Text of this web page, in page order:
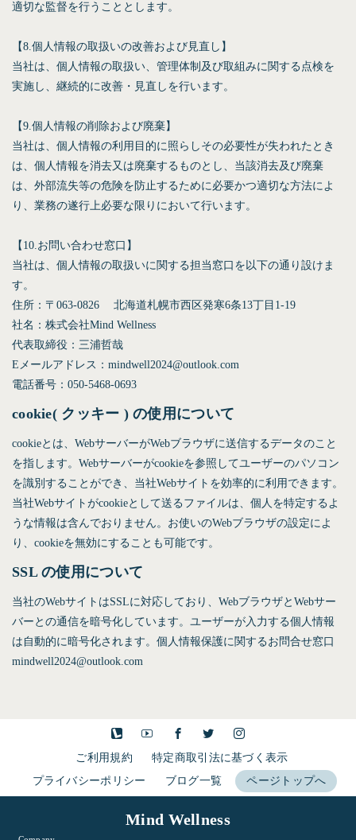
適切な監督を行うこととします。
【8.個人情報の取扱いの改善および見直し】
当社は、個人情報の取扱い、管理体制及び取組みに関する点検を
実施し、継続的に改善・見直しを行います。
【9.個人情報の削除および廃棄】
当社は、個人情報の利用目的に照らしその必要性が失われたとき
は、個人情報を消去又は廃棄するものとし、当該消去及び廃棄
は、外部流失等の危険を防止するために必要かつ適切な方法によ
り、業務の遂行上必要な限りにおいて行います。
【10.お問い合わせ窓口】
当社は、個人情報の取扱いに関する担当窓口を以下の通り設けま
す。
住所：〒063-0826 北海道札幌市西区発寒6条13丁目1-19
社名：株式会社Mind Wellness
代表取締役：三浦哲哉
Eメールアドレス：mindwell2024@outlook.com
電話番号：050-5468-0693
cookie( クッキー ) の使用について
cookieとは、WebサーバーがWebブラウザに送信するデータのこと
を指します。Webサーバーがcookieを参照してユーザーのパソコン
を識別することができ、当社Webサイトを効率的に利用できます。
当社Webサイトがcookieとして送るファイルは、個人を特定するよ
うな情報は含んでおりません。お使いのWebブラウザの設定によ
り、cookieを無効にすることも可能です。
SSL の使用について
当社のWebサイトはSSLに対応しており、WebブラウザとWebサー
バーとの通信を暗号化しています。ユーザーが入力する個人情報
は自動的に暗号化されます。個人情報保護に関するお問合せ窓口
mindwell2024@outlook.com
ご利用規約
特定商取引法に基づく表示
プライバシーポリシー
ブログ一覧 ページトップへ
Mind Wellness